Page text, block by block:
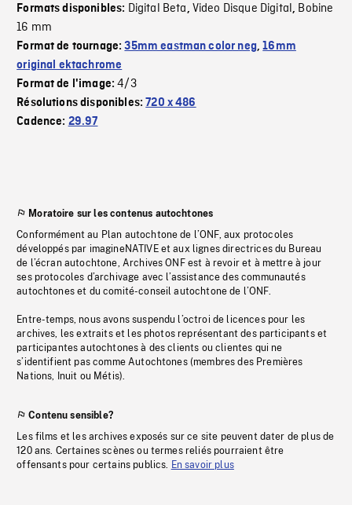
Formats disponibles: Digital Beta, Video Disque Digital, Bobine
16 mm
Format de tournage:35mm eastman color neg,16mm
original ektachrome
Format de l'image:4/3
Résolutions disponibles:720 x 486
Cadence: 29.97
Moratoire sur les contenus autochtones
Conformément au Plan autochtone de l’ONF, aux protocoles
développés par imagineNATIVE et aux lignes directrices du Bureau
de l’écran autochtone, Archives ONF est à revoir et à mettre à jour
ses protocoles d’archivage avec l’assistance des communautés
autochtones et du comité-conseil autochtone de l’ONF.
Entre-temps, nous avons suspendu l’octroi de licences pour les
archives, les extraits et les photos représentant des participants et
participantes autochtones à des clients ou clientes qui ne
s’identifient pas comme Autochtones (membres des Premières
Nations, Inuit ou Métis).
Contenu sensible?
Les films et les archives exposés sur ce site peuvent dater de plus de
120 ans. Certaines scènes ou termes reliés pourraient être
offensants pour certains publics. En savoir plus